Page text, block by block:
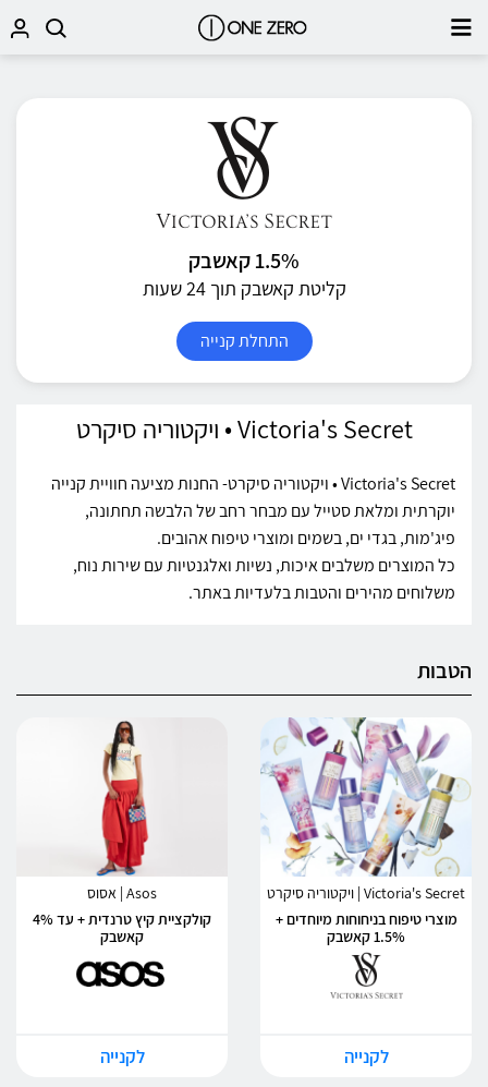
1.5% קאשבק
קליטת קאשבק תוך 24 שעות
התחלת קנייה
Victoria's Secret • ויקטוריה סיקרט
Victoria's Secret • ויקטוריה סיקרט- החנות מציעה חוויית קנייה
יוקרתית ומלאת סטייל עם מבחר רחב של הלבשה תחתונה,
פיג'מות, בגדי ים, בשמים ומוצרי טיפוח אהובים.
כל המוצרים משלבים איכות, נשיות ואלגנטיות עם שירות נוח,
משלוחים מהירים והטבות בלעדיות באתר.
הטבות
Victoria's Secret | ויקטוריה סיקרט
מוצרי טיפוח בניחוחות מיוחדים +
1.5% קאשבק
לקנייה
Asos | אסוס
קולקציית קיץ טרנדית + עד 4%
קאשבק
לקנייה